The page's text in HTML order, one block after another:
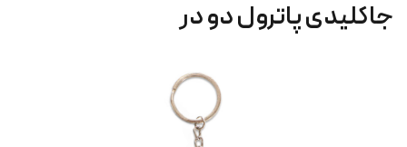
جاکلیدی پاترول دو در